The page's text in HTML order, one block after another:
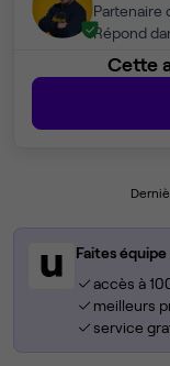
Partenaire
Répond
Cette
Faites
accès à
meilleurs
service